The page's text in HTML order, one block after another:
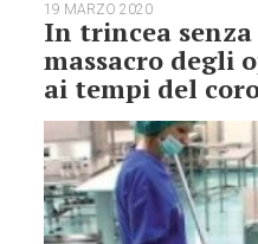
19 MARZO 2020
In trincea
massacro degli
ai tempi del